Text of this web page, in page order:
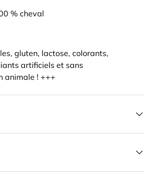
% cheval
gluten, lactose, colorants,
artificiels et sans
animale ! +++